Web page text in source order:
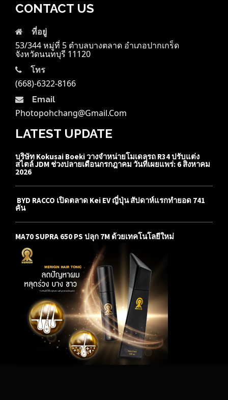
CONTACT US
ที่อยู่
53/344 หมู่ที่ 5 ตำบลบางตลาด อำเภอปากเกร็ด
จังหวัดนนทบุรี 11120
โทร
(668)-6322-8166
Email
Photopohchang@gmail.com
LATEST UPDATE
บริษัท Kokusai Boeki วางจำหน่ายโมเดลรถ R34 ปรับแต่ง
สไตล์ JDM ช่วงปลายเดือนกรกฎาคม วันที่เผยแพร่: 6 สิงหาคม
2026
BYD RACCO เปิดตลาด Kei EV ญี่ปุ่น สัปดาห์แรกทำยอด 741
คัน
MA70 SUPRA 650 PS ปลุก 7M ด้วยเทคโนโลยีใหม่